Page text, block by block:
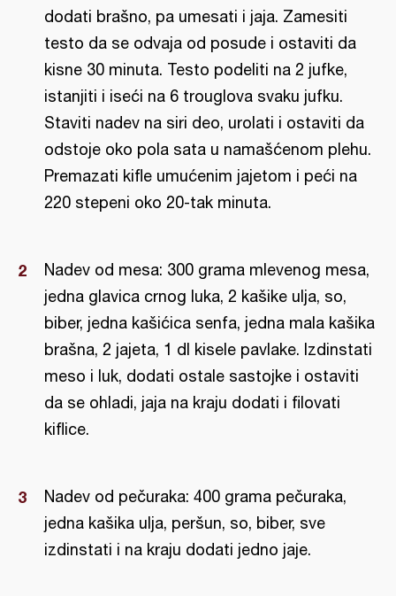
dodati brašno, pa umesati i jaja. Zamesiti
testo da se odvaja od posude i ostaviti da
kisne 30 minuta. Testo podeliti na 2 jufke,
istanjiti i iseći na 6 trouglova svaku jufku.
Staviti nadev na siri deo, urolati i ostaviti da
odstoje oko pola sata u namašćenom plehu.
Premazati kifle umućenim jajetom i peći na
220 stepeni oko 20-tak minuta.
Nadev od mesa: 300 grama mlevenog mesa,
jedna glavica crnog luka, 2 kašike ulja, so,
biber, jedna kašićica senfa, jedna mala kašika
brašna, 2 jajeta, 1 dl kisele pavlake. Izdinstati
meso i luk, dodati ostale sastojke i ostaviti
da se ohladi, jaja na kraju dodati i filovati
kiflice.
Nadev od pečuraka: 400 grama pečuraka,
jedna kašika ulja, peršun, so, biber, sve
izdinstati i na kraju dodati jedno jaje.